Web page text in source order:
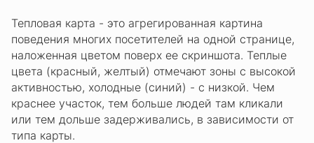
Тепловая карта - это агрегированная картина
поведения многих посетителей на одной странице,
наложенная цветом поверх ее скриншота. Теплые
цвета (красный, желтый) отмечают зоны с высокой
активностью, холодные (синий) - с низкой. Чем
краснее участок, тем больше людей там кликали
или тем дольше задерживались, в зависимости от
типа карты.